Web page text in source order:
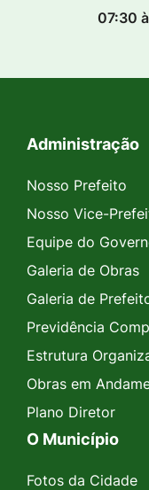
07:30
Seção do
Administração
Nosso Prefeito
Nosso Vice-
Equipe do
Galeria de Obras
Galeria de
Previdência
Estrutura
Obras em
Plano Diretor
O Município
Fotos da Cidade